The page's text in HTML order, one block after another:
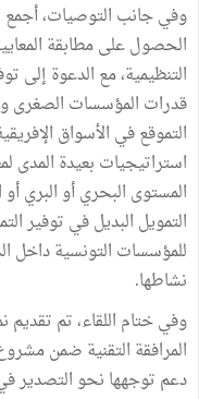
وفي جانب التوصيات، أجمع
الحصول على مطابقة
التنظيمية، مع الدعوة إلى
قدرات المؤسسات الصغرى
التموقع في الأسواق
استراتيجيات بعيدة المدى
المستوى البحري أو البري
التمويل البديل في توفير
للمؤسسات التونسية داخل
نشاطها.
وفي ختام اللقاء، تم
المرافقة التقنية ضمن
دعم توجهها نحو التصدير